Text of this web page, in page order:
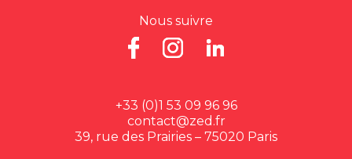
Nous suivre
+33 (0)1 53 09 96 96
contact@zed.fr
39, rue des Prairies – 75020 Paris